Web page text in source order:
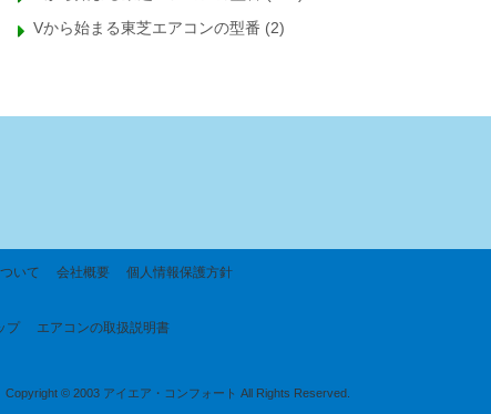
Vから始まる東芝エアコンの型番 (2)
いて 会社概要 個人情報保護方針
プ エアコンの取扱説明書
Copyright © 2003 アイエア・コンフォート All Rights Reserved.